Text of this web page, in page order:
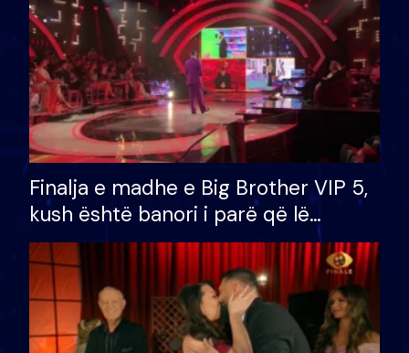
Finalja e madhe e Big Brother VIP 5,
kush është banori i parë që lë
shtëpinë dhe humb mundësinë për
të fituar çmimin e madh